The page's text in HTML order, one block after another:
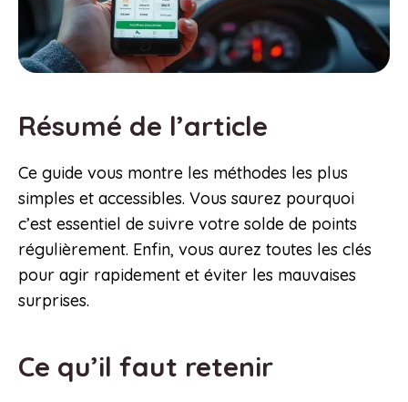
Résumé de l’article
Ce guide vous montre les méthodes les plus
simples et accessibles. Vous saurez pourquoi
c’est essentiel de suivre votre solde de points
régulièrement. Enfin, vous aurez toutes les clés
pour agir rapidement et éviter les mauvaises
surprises.
Ce qu’il faut retenir